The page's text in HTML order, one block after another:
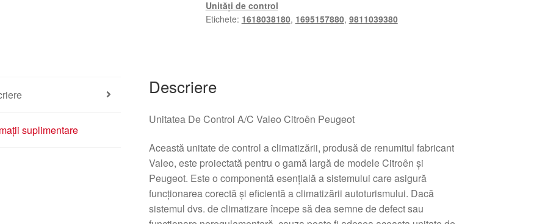
Unități de control
Etichete: 1618038180, 1695157880, 9811039380
suplimentare
Descriere
Unitatea De Control A/C Valeo Citroên Peugeot
Această unitate de control a climatizării, produsă de renumitul fabricant
Valeo, este proiectată pentru o gamă largă de modele Citroên și
Peugeot. Este o componentă esențială a sistemului care asigură
funcționarea corectă și eficientă a climatizării autoturismului. Dacă
sistemul dvs. de climatizare începe să dea semne de defect sau